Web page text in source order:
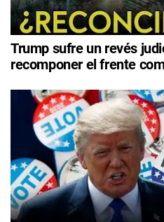
Trump sufre un revés
recomponer el frente